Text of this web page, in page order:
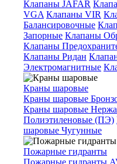
Клапаны JAFAR
VGA Клапаны VIR
Балансировочные
Запорные Клапаны
Клапаны
Клапаны Ридан
Электромагнитные
Краны шаровые
Краны шаровые
Краны шаровые
Полиэтиленовые (ПЭ)
шаровые Чугунные
Пожарные гидранты
Пожарные гидранты